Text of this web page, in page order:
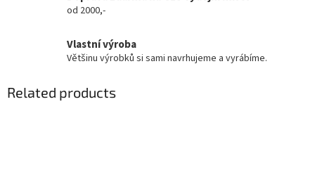
od 2000,-
Vlastní výroba
Většinu výrobků si sami navrhujeme a vyrábíme.
Related products